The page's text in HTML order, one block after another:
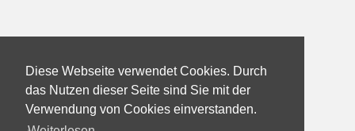
Diese Webseite verwendet Cookies. Durch
das Nutzen dieser Seite sind Sie mit der
Verwendung von Cookies einverstanden.